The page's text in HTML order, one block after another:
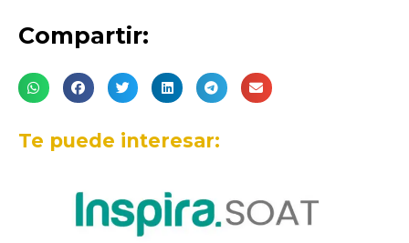
Compartir:
Te puede interesar: